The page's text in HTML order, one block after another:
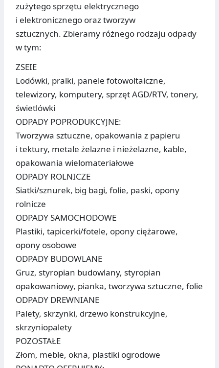
zużytego sprzętu elektrycznego
i elektronicznego oraz tworzyw
sztucznych. Zbieramy różnego rodzaju odpady
w tym:
ZSEIE
Lodówki, pralki, panele fotowoltaiczne,
telewizory, komputery, sprzęt AGD/RTV, tonery,
świetlówki
ODPADY POPRODUKCYJNE:
Tworzywa sztuczne, opakowania z papieru
i tektury, metale żelazne i nieżelazne, kable,
opakowania wielomateriałowe
ODPADY ROLNICZE
Siatki/sznurek, big bagi, folie, paski, opony
rolnicze
ODPADY SAMOCHODOWE
Plastiki, tapicerki/fotele, opony ciężarowe,
opony osobowe
ODPADY BUDOWLANE
Gruz, styropian budowlany, styropian
opakowaniowy, pianka, tworzywa sztuczne, folie
ODPADY DREWNIANE
Palety, skrzynki, drzewo konstrukcyjne,
skrzyniopalety
POZOSTAŁE
Złom, meble, okna, plastiki ogrodowe